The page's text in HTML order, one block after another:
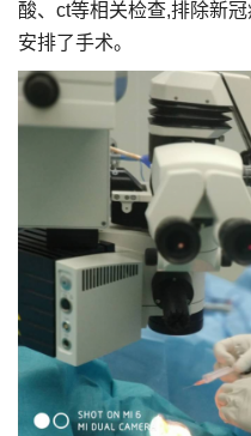
酸、ct等相关检查,排除新
安排了手术。